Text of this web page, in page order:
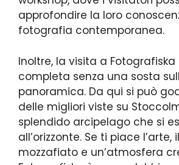
approfondire la loro
fotografia contemporanea.
Inoltre, la visita a Fotografiska
completa senza una sosta
panoramica. Da qui si può
delle migliori viste su
splendido arcipelago che si
all’orizzonte. Se ti piace
mozzafiato e un’atmosfera